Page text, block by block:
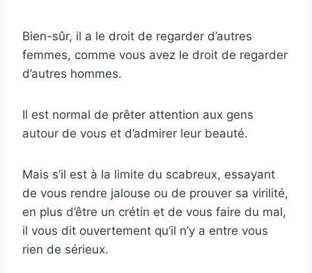
Bien-sûr, il a le droit de regarder d’autres
femmes, comme vous avez le droit de regarder
d’autres hommes.
Il est normal de prêter attention aux gens
autour de vous et d’admirer leur beauté.
Mais s’il est à la limite du scabreux, essayant
de vous rendre jalouse ou de prouver sa virilité,
en plus d’être un crétin et de vous faire du mal,
il vous dit ouvertement qu’il n’y a entre vous
rien de sérieux.